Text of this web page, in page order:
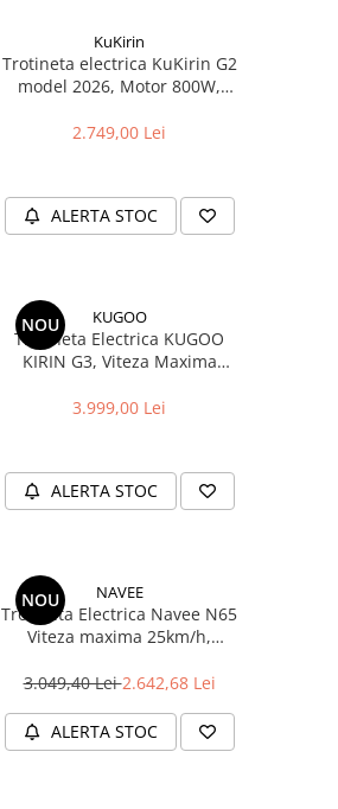
KuKirin
Trotineta electrica KuKirin G2
model 2026, Motor 800W,
maxima 25km/h, Autonomie
2.749,00 Lei
ALERTA STOC
NOU KUGOO
Trotineta Electrica KUGOO
KIRIN G3, Viteza Maxima
Motor 1200W, Acumulator 52V
3.999,00 Lei
ALERTA STOC
NOU NAVEE
Trotineta Electrica Navee N65
Viteza maxima 25km/h,
Motor 500W, acumulator 48V
3.049,40 Lei2.642,68 Lei
ALERTA STOC